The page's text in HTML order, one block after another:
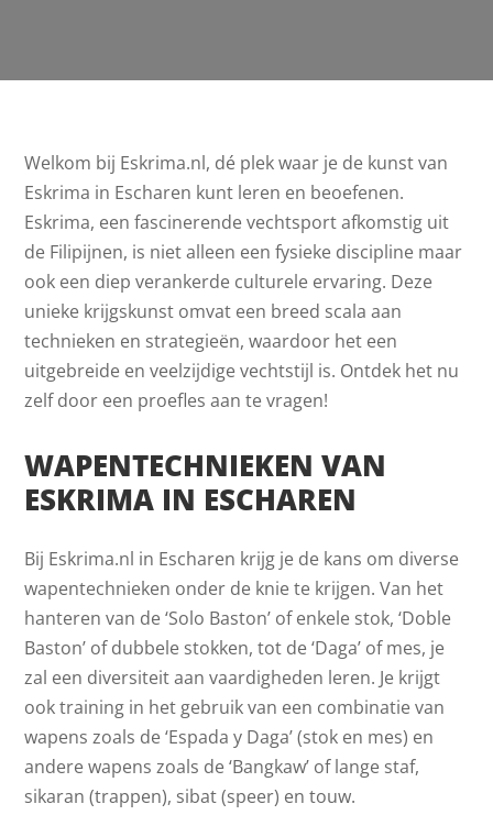
Welkom bij Eskrima.nl, dé plek waar je de kunst van
Eskrima in Escharen kunt leren en beoefenen.
Eskrima, een fascinerende vechtsport afkomstig uit
de Filipijnen, is niet alleen een fysieke discipline maar
ook een diep verankerde culturele ervaring. Deze
unieke krijgskunst omvat een breed scala aan
technieken en strategieën, waardoor het een
uitgebreide en veelzijdige vechtstijl is. Ontdek het nu
zelf door een proefles aan te vragen!
WAPENTECHNIEKEN VAN
ESKRIMA IN ESCHAREN
Bij Eskrima.nl in Escharen krijg je de kans om diverse
wapentechnieken onder de knie te krijgen. Van het
hanteren van de ‘Solo Baston’ of enkele stok, ‘Doble
Baston’ of dubbele stokken, tot de ‘Daga’ of mes, je
zal een diversiteit aan vaardigheden leren. Je krijgt
ook training in het gebruik van een combinatie van
wapens zoals de ‘Espada y Daga’ (stok en mes) en
andere wapens zoals de ‘Bangkaw’ of lange staf,
sikaran (trappen), sibat (speer) en touw.